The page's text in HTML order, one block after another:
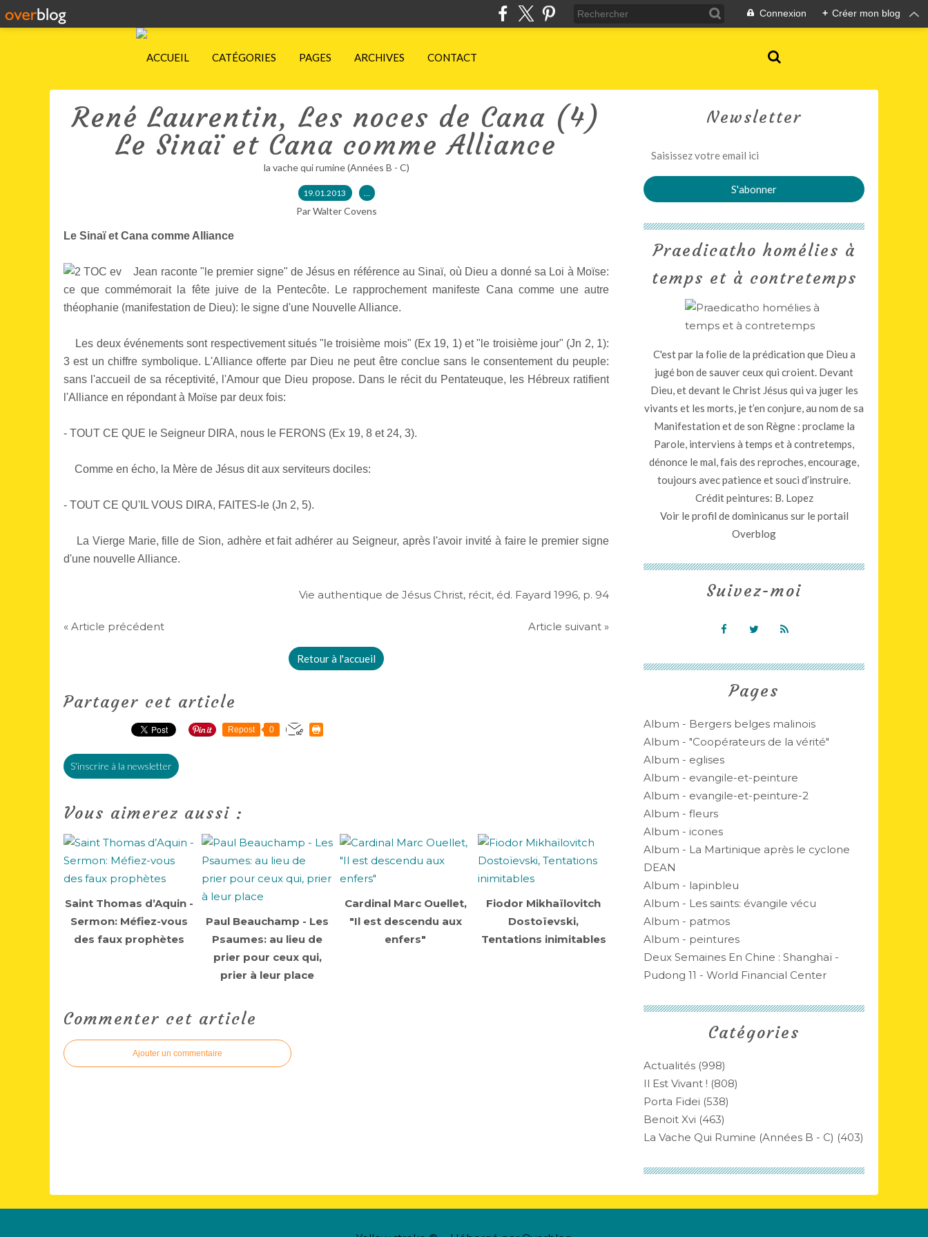
Connexion + Créer mon blog
ACCUEIL CATÉGORIES PAGES ARCHIVES CONTACT
René Laurentin, Les noces de Cana (4)
Le Sinaï et Cana comme Alliance
la vache qui rumine (Années B - C)
19.01.2013 …
Par Walter Covens
Le Sinaï et Cana comme Alliance
Jean raconte "le premier signe" de Jésus en référence au Sinaï, où Dieu a donné sa Loi à Moïse:
ce que commémorait la fête juive de la Pentecôte. Le rapprochement manifeste Cana comme une autre
théophanie (manifestation de Dieu): le signe d'une Nouvelle Alliance.
Les deux événements sont respectivement situés "le troisième mois" (Ex 19, 1) et "le troisième jour" (Jn 2, 1):
3 est un chiffre symbolique. L'Alliance offerte par Dieu ne peut être conclue sans le consentement du peuple:
sans l'accueil de sa réceptivité, l'Amour que Dieu propose. Dans le récit du Pentateuque, les Hébreux ratifient
l'Alliance en répondant à Moïse par deux fois:
- TOUT CE QUE le Seigneur DIRA, nous le FERONS (Ex 19, 8 et 24, 3).
Comme en écho, la Mère de Jésus dit aux serviteurs dociles:
- TOUT CE QU'IL VOUS DIRA, FAITES-le (Jn 2, 5).
La Vierge Marie, fille de Sion, adhère et fait adhérer au Seigneur, après l'avoir invité à faire le premier signe
d'une nouvelle Alliance.
Vie authentique de Jésus Christ, récit, éd. Fayard 1996, p. 94
« Article précédent Article suivant »
Retour à l'accueil
Partager cet article
Repost 0
S'inscrire à la newsletter
Vous aimerez aussi :
Saint Thomas d’Aquin -
Sermon: Méfiez-vous
des faux prophètes
Paul Beauchamp - Les
Psaumes: au lieu de
prier pour ceux qui,
prier à leur place
Cardinal Marc Ouellet,
"Il est descendu aux
enfers"
Fiodor Mikhaïlovitch
Dostoïevski,
Tentations inimitables
Commenter cet article
Ajouter un commentaire
Newsletter
Catégories
Actualités (998)
Il Est Vivant ! (808)
Porta Fidei (538)
Benoit Xvi (463)
La Vache Qui Rumine (années B - C) (403)
Pages
Album - Bergers belges malinois
Album - "Coopérateurs de la vérité"
Album - eglises
Album - evangile-et-peinture
Album - evangile-et-peinture-2
Album - fleurs
Album - icones
Album - La Martinique après le cyclone
DEAN
Album - lapinbleu
Album - Les saints: évangile vécu
Album - patmos
Album - peintures
Deux Semaines En Chine : Shanghaï -
Pudong 11 - World Financial Center
Praedicatho homélies à
temps et à contretemps
C'est par la folie de la prédication que Dieu a
jugé bon de sauver ceux qui croient. Devant
Dieu, et devant le Christ Jésus qui va juger les
vivants et les morts, je t’en conjure, au nom de sa
Manifestation et de son Règne : proclame la
Parole, interviens à temps et à contretemps,
dénonce le mal, fais des reproches, encourage,
toujours avec patience et souci d’instruire.
Crédit peintures: B. Lopez
Voir le profil dedominicanus sur le portail
Overblog
Suivez-moi